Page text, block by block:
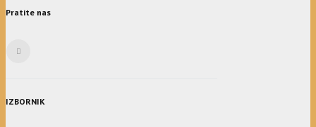
Pratite nas
IZBORNIK